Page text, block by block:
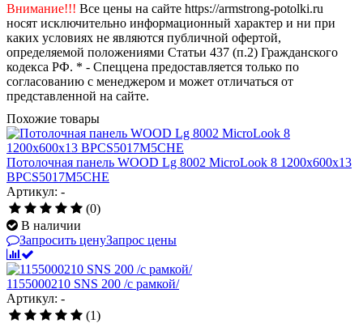
Внимание!!! Все цены на сайте https://armstrong-potolki.ru
носят исключительно информационный характер и ни при
каких условиях не являются публичной офертой,
определяемой положениями Статьи 437 (п.2) Гражданского
кодекса РФ. * - Спеццена предоставляется только по
согласованию с менеджером и может отличаться от
представленной на сайте.
Похожие товары
Потолочная панель WOOD Lg 8002 MicroLook 8 1200x600x13
BPCS5017M5CHE
Артикул: -
(0)
В наличии
Запросить ценуЗапрос цены
1155000210 SNS 200 /с рамкой/
Артикул: -
(1)